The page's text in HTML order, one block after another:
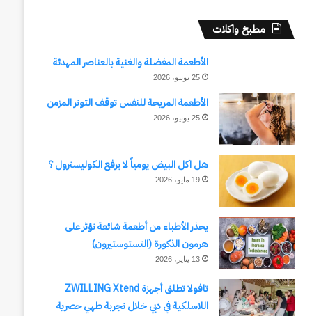
مطبخ واكلات
الأطعمة المفضلة والغنية بالعناصر المهدئة
25 يونيو، 2026
الأطعمة المريحة للنفس توقف التوتر المزمن
25 يونيو، 2026
هل اكل البيض يومياً لا يرفع الكوليسترول ؟
19 مايو، 2026
يحذر الأطباء من أطعمة شائعة تؤثر على
هرمون الذكورة (التستوستيرون)
13 يناير، 2026
تافولا تطلق أجهزة ZWILLING Xtend
اللاسلكية في دبي خلال تجربة طهي حصرية